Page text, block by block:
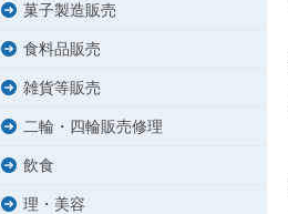
菓子製造販売
食料品販売
雑貨等販売
二輪・四輪販売修理
飲食
理・美容